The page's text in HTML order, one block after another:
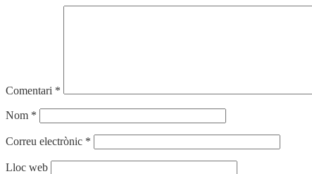
Comentari *
Nom *
Correu electrònic *
Lloc web